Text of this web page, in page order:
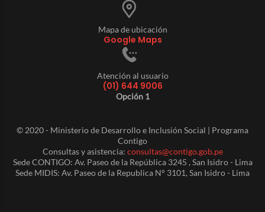
Mapa de ubicación
Google Maps
Atención al usuario
(01) 644 9006
Opción 1
© 2020 - Ministerio de Desarrollo e Inclusión Social | Programa
Contigo
Consultas y asistencia: consultas@contigo.gob.pe
Sede CONTIGO: Av. Paseo de la República 3245 , San Isidro - Lima
Sede MIDIS: Av. Paseo de la Republica N° 3101, San Isidro - Lima